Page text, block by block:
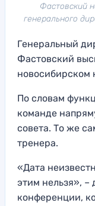
Фастовский
генерального
Генеральный
Фастовский
новосибирском
По словам
команде
совета. То же
тренера.
«Дата
этим нельзя»,
конференции,